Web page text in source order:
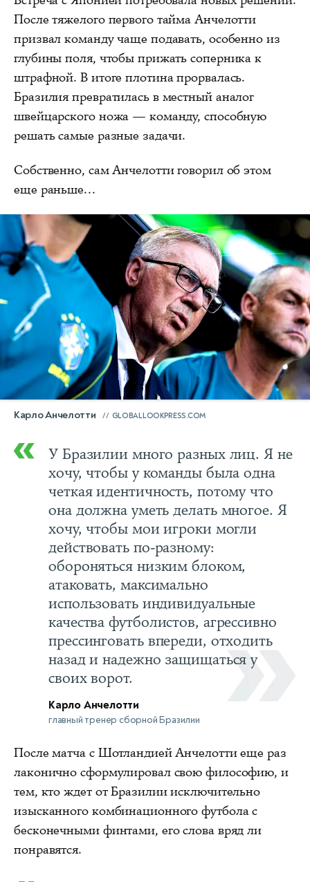
После тяжелого первого тайма Анчелотти
призвал команду чаще подавать, особенно из
глубины поля, чтобы прижать соперника к
штрафной. В итоге плотина прорвалась.
Бразилия превратилась в местный аналог
швейцарского ножа — команду, способную
решать самые разные задачи.
Собственно, сам Анчелотти говорил об этом
еще раньше...
Карло Анчелотти GLOBALLOOKPRESS.COM
У Бразилии много разных лиц. Я не
хочу, чтобы у команды была одна
четкая идентичность, потому что
она должна уметь делать многое. Я
хочу, чтобы мои игроки могли
действовать по-разному:
обороняться низким блоком,
атаковать, максимально
использовать индивидуальные
качества футболистов, агрессивно
прессинговать впереди, отходить
назад и надежно защищаться у
своих ворот.
Карло Анчелотти
главный тренер сборной Бразилии
После матча с Шотландией Анчелотти еще раз
лаконично сформулировал свою философию, и
тем, кто ждет от Бразилии исключительно
изысканного комбинационного футбола с
бесконечными финтами, его слова вряд ли
понравятся.